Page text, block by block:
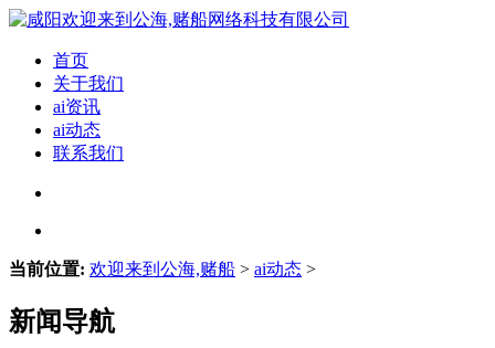
首页
关于我们
ai资讯
ai动态
联系我们
当前位置: 欢迎来到公海,赌船 > ai动态 >
新闻导航